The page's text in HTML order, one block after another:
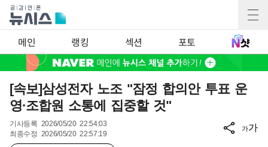
메인 랭킹 섹션 포토
[속보]삼성전자 노조 "잠정 합의안 투표 운
영·조합원 소통에 집중할 것"
기사등록 2026/05/20 22:54:03
최종수정 2026/05/20 22:57:19
가가